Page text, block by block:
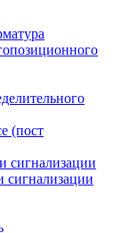
(пост
сигнализации
сигнализации